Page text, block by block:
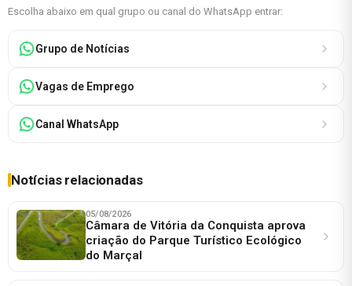
Escolha abaixo em qual grupo ou canal do WhatsApp entrar:
Grupo de Notícias
Vagas de Emprego
Canal WhatsApp
Notícias relacionadas
05/08/2026
Câmara de Vitória da Conquista aprova
criação do Parque Turístico Ecológico
do Marçal